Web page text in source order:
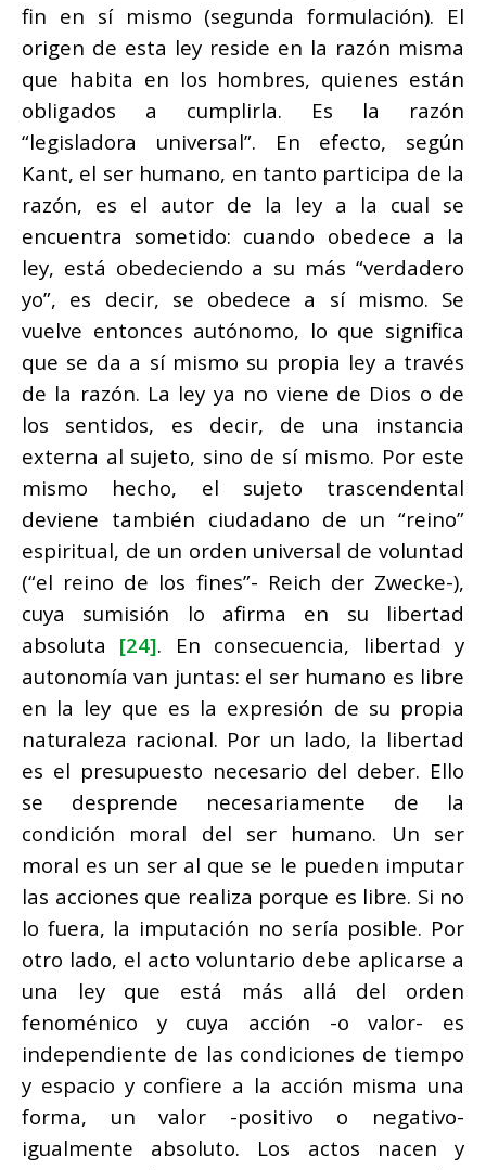
fin en sí mismo (segunda formulación). El
origen de esta ley reside en la razón misma
que habita en los hombres, quienes están
obligados a cumplirla. Es la razón
“legisladora universal”. En efecto, según
Kant, el ser humano, en tanto participa de la
razón, es el autor de la ley a la cual se
encuentra sometido: cuando obedece a la
ley, está obedeciendo a su más “verdadero
yo”, es decir, se obedece a sí mismo. Se
vuelve entonces autónomo, lo que significa
que se da a sí mismo su propia ley a través
de la razón. La ley ya no viene de Dios o de
los sentidos, es decir, de una instancia
externa al sujeto, sino de sí mismo. Por este
mismo hecho, el sujeto trascendental
deviene también ciudadano de un “reino”
espiritual, de un orden universal de voluntad
(“el reino de los fines”- Reich der Zwecke-),
cuya sumisión lo afirma en su libertad
absoluta [24]. En consecuencia, libertad y
autonomía van juntas: el ser humano es libre
en la ley que es la expresión de su propia
naturaleza racional. Por un lado, la libertad
es el presupuesto necesario del deber. Ello
se desprende necesariamente de la
condición moral del ser humano. Un ser
moral es un ser al que se le pueden imputar
las acciones que realiza porque es libre. Si no
lo fuera, la imputación no sería posible. Por
otro lado, el acto voluntario debe aplicarse a
una ley que está más allá del orden
fenoménico y cuya acción -o valor- es
independiente de las condiciones de tiempo
y espacio y confiere a la acción misma una
forma, un valor -positivo o negativo-
igualmente absoluto. Los actos nacen y